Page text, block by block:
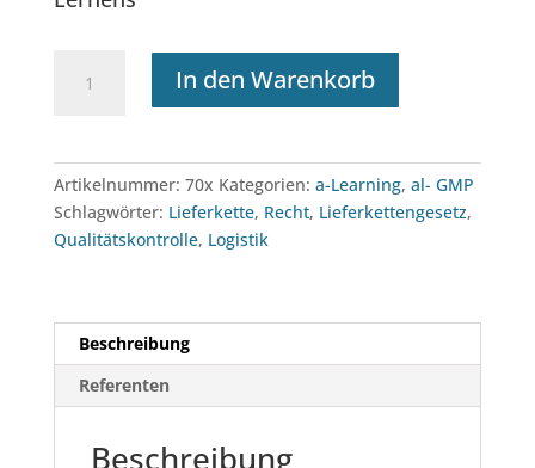
Learning:
In den Warenkorb
Artikelnummer: 70x Kategorien: a-Learning, al- GMP
Schlagwörter: Lieferkette, Recht, Lieferkettengesetz,
Qualitätskontrolle, Logistik
Beschreibung
Referenten
Beschreibung